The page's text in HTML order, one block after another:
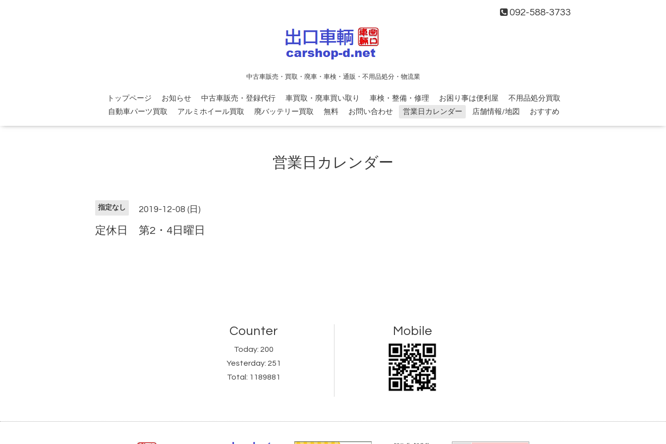
092-588-3733
中古車販売・買取・廃車・車検・通販・不用品処分・物流業
トップページ お知らせ 中古車販売・登録代行 車買取・廃車買い取り 車検・整備・修理 お困り事は便利屋
不用品処分買取
自動車パーツ買取
アルミホイール買取 廃バッテリー買取 無料 お問い合わせ 営業日カレンダー 店舗情報/地図 おすすめ
営業日カレンダー
指定なし 2019-12-08 (日)
定休日 第2・4日曜日
Counter
Today: 200
Yesterday: 251
Total: 1189881
Mobile